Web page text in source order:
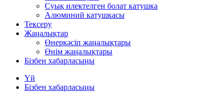
Суық илектелген болат катушка
Алюминий катушкасы
Тексеру
Жаңалықтар
Өнеркәсіп жаңалықтары
Өнім жаңалықтары
Бізбен хабарласыңы
Үй
Бізбен хабарласыңы